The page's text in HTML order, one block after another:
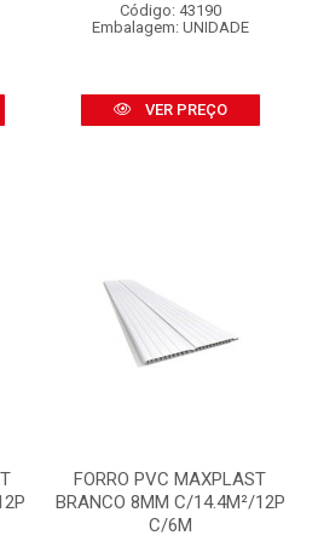
Código: 43190
Embalagem: UNIDADE
VER PREÇO
FORRO PVC MAXPLAST
BRANCO 8MM C/14.4M²/12P
C/6M